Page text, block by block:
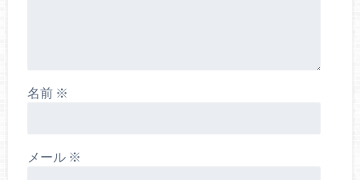
名前 ※
メール ※